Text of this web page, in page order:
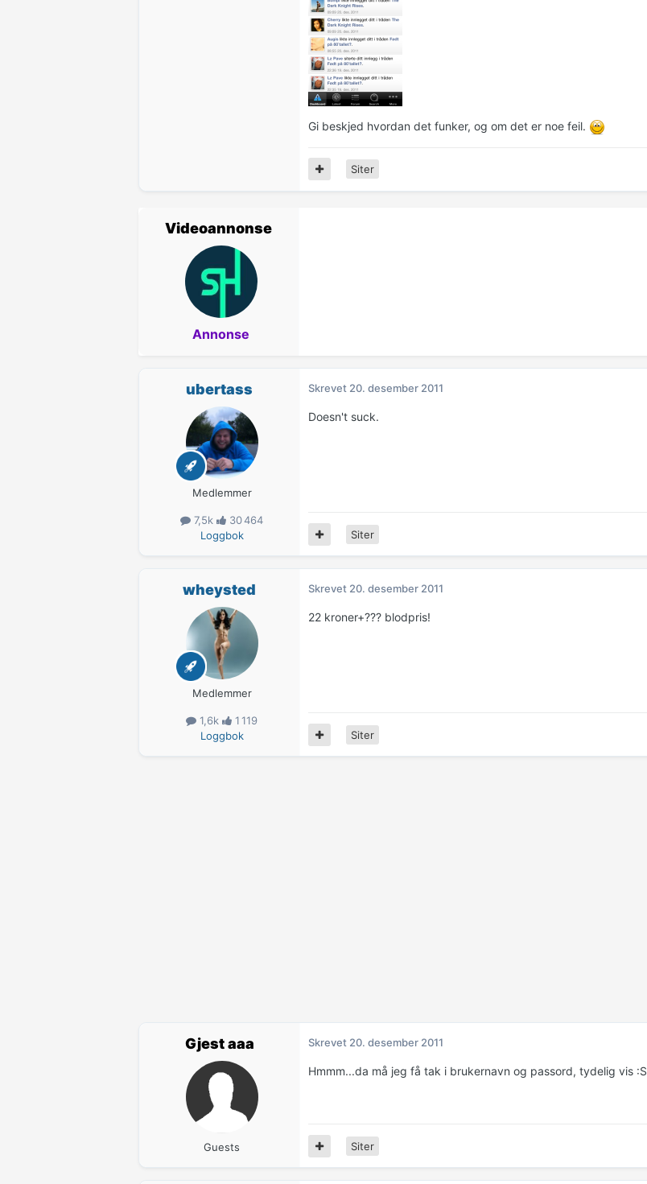
Gi beskjed hvordan det funker, og om det er noe feil.
Siter
Videoannonse
Annonse
ubertass
Medlemmer
7,5k
30 464
Loggbok
Skrevet 20. desember 2011
Doesn't suck.
Siter
wheysted
Medlemmer
1,6k
1 119
Loggbok
Skrevet 20. desember 2011
22 kroner+??? blodpris!
Siter
Gjest aaa
Guests
Skrevet 20. desember 2011
Hmmm...da må jeg få tak i brukernavn og passord, tydelig vis :S
Siter